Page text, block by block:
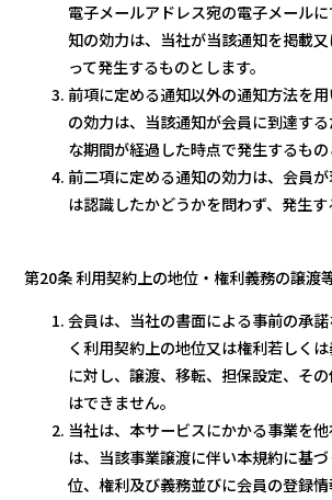
電子メールアドレス宛の電子メール
知の効力は、当社が当該通知を掲載
って発生するものとします。
前項に定める通知以外の通知方法を
の効力は、当該通知が会員に到達す
な期間が経過した時点で発生するもの
前二項に定める通知の効力は、会員
は認識したかどうかを問わず、発生す
第20条 利用契約上の地位・権利義務の譲渡
会員は、当社の書面による事前の承
く利用契約上の地位又は権利若しく
に対し、譲渡、移転、担保設定、そ
はできません。
当社は、本サービスにかかる事業を
は、当該事業譲渡に伴い本規約に基
位、権利及び義務並びに会員の登録